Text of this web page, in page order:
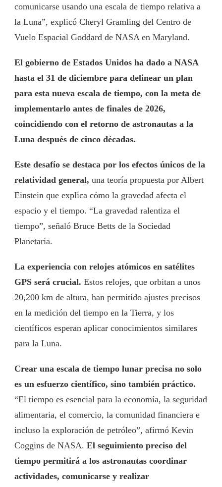
comunicarse usando una escala de tiempo relativa a
la Luna”, explicó Cheryl Gramling del Centro de
Vuelo Espacial Goddard de NASA en Maryland.
El gobierno de Estados Unidos ha dado a NASA
hasta el 31 de diciembre para delinear un plan
para esta nueva escala de tiempo, con la meta de
implementarlo antes de finales de 2026,
coincidiendo con el retorno de astronautas a la
Luna después de cinco décadas.
Este desafío se destaca por los efectos únicos de la
relatividad general, una teoría propuesta por Albert
Einstein que explica cómo la gravedad afecta el
espacio y el tiempo. “La gravedad ralentiza el
tiempo”, señaló Bruce Betts de la Sociedad
Planetaria.
La experiencia con relojes atómicos en satélites
GPS será crucial. Estos relojes, que orbitan a unos
20,200 km de altura, han permitido ajustes precisos
en la medición del tiempo en la Tierra, y los
científicos esperan aplicar conocimientos similares
para la Luna.
Crear una escala de tiempo lunar precisa no solo
es un esfuerzo científico, sino también práctico.
“El tiempo es esencial para la economía, la seguridad
alimentaria, el comercio, la comunidad financiera e
incluso la exploración de petróleo”, afirmó Kevin
Coggins de NASA. El seguimiento preciso del
tiempo permitirá a los astronautas coordinar
actividades, comunicarse y realizar